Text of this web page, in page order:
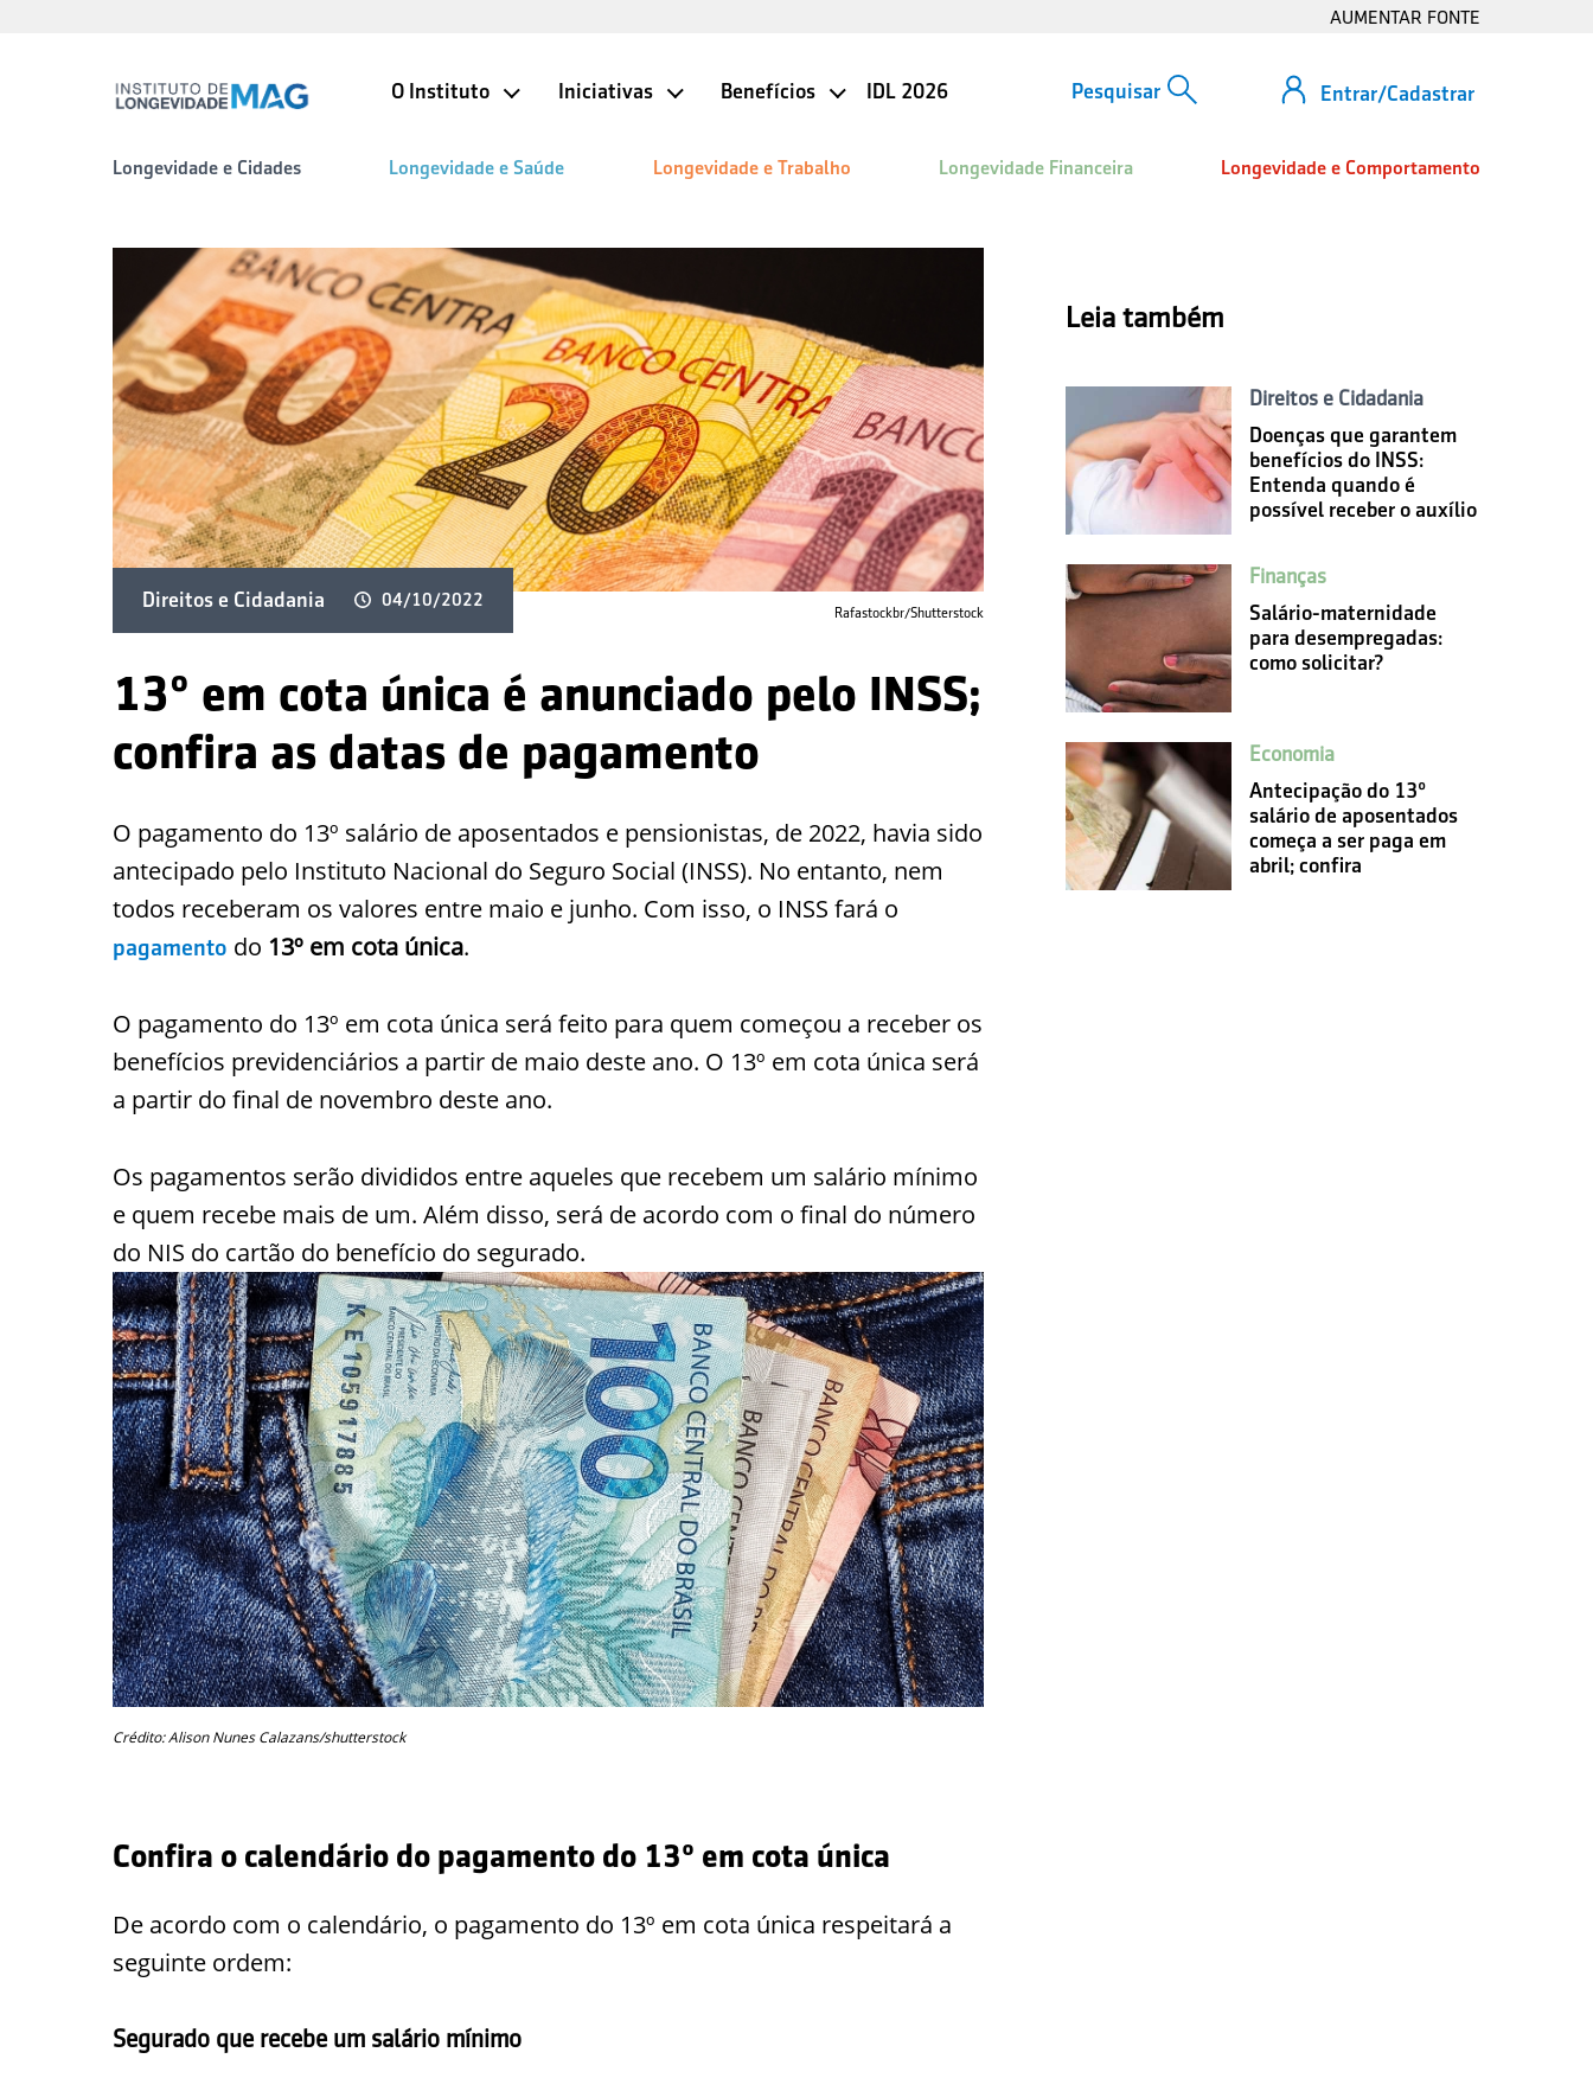
AUMENTAR FONTE
Entrar/Cadastrar
O Instituto Iniciativas Benefícios IDL 2026
Longevidade e Cidades Longevidade e Saúde Longevidade e Trabalho Longevidade Financeira Longevidade e Comportamento
Rafastockbr/Shutterstock
Direitos e Cidadania 04/10/2022
13º em cota única é anunciado pelo INSS;
confira as datas de pagamento
O pagamento do 13º salário de aposentados e pensionistas, de 2022, havia sido
antecipado pelo Instituto Nacional do Seguro Social (INSS). No entanto, nem
todos receberam os valores entre maio e junho. Com isso, o INSS fará o
pagamento do 13º em cota única.
O pagamento do 13º em cota única será feito para quem começou a receber os
benefícios previdenciários a partir de maio deste ano. O 13º em cota única será
a partir do final de novembro deste ano.
Os pagamentos serão divididos entre aqueles que recebem um salário mínimo
e quem recebe mais de um. Além disso, será de acordo com o final do número
do NIS do cartão do benefício do segurado.
Crédito: Alison Nunes Calazans/shutterstock
Confira o calendário do pagamento do 13º em cota única
De acordo com o calendário, o pagamento do 13º em cota única respeitará a
seguinte ordem:
Segurado que recebe um salário mínimo
Leia também
Direitos e Cidadania
Doenças que garantem
benefícios do INSS:
Entenda quando é
possível receber o auxílio
Finanças
Salário-maternidade
para desempregadas:
como solicitar?
Economia
Antecipação do 13º
salário de aposentados
começa a ser paga em
abril; confira